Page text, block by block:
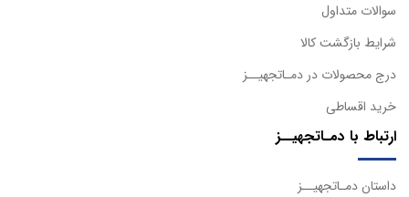
سوالات متداول
شرایط بازگشت کالا
درج محصولات در دمـاتجهیــز
خرید اقساطی
ارتباط با دمـاتجهیــز
داستان دمـاتجهیــز